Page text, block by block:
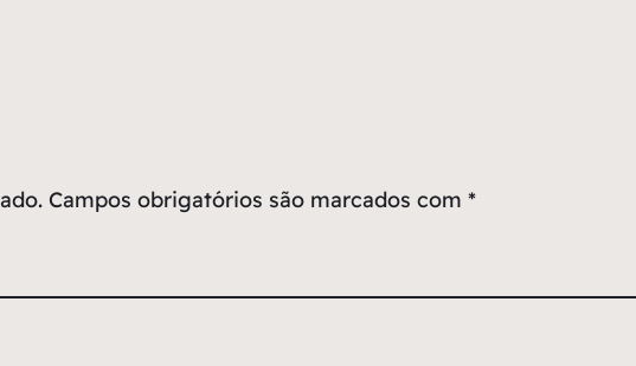
Campos obrigatórios são marcados com *